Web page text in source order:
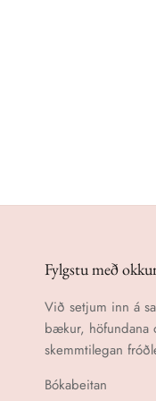
Fylgstu með
Við setjum inn á
bækur, höfundana
skemmtilegan
Bókabeitan